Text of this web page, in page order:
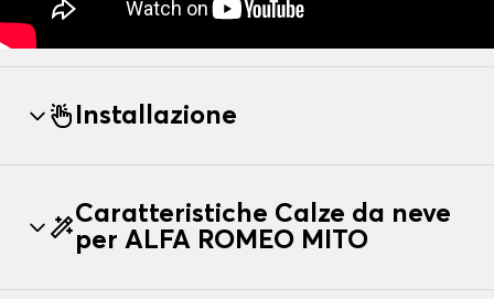
Installazione
Caratteristiche Calze da neve
per ALFA ROMEO MITO